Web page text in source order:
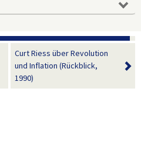
Curt Riess über Revolution
und Inflation (Rückblick,
1990)